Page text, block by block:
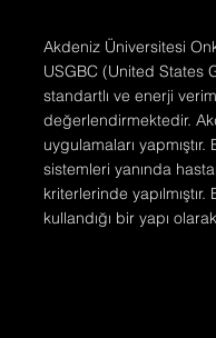
Akdeniz Üniversitesi
USGBC (United States
standartlı ve enerji
değerlendirmektedir.
uygulamaları
sistemleri yanında
kriterlerinde
kullandığı bir yapı